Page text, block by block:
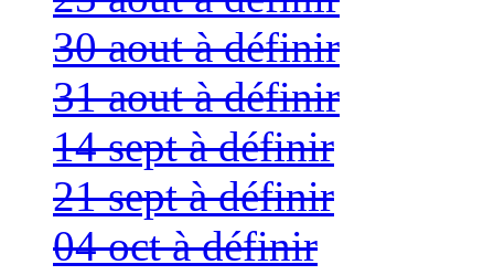
30 aout à définir
31 aout à définir
14 sept à définir
21 sept à définir
04 oct à définir